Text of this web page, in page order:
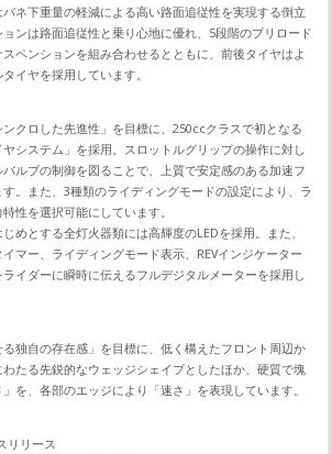
ネ下重量の軽減による高い路面追従性を実現する倒立
ンは路面追従性と乗り心地に優れ、5段階のプリロード
ペンションを組み合わせるとともに、前後タイヤはよ
イヤを採用しています。
ンクロした先進性」を目標に、250ccクラスで初となる
ヤシステム」を採用。スロットルグリップの操作に対し
ルブの制御を図ることで、上質で安定感のある加速フ
。また、3種類のライディングモードの設定により、ラ
性を選択可能にしています。
めとする全灯火器類には高輝度のLEDを採用。また、
マー、ライディングモード表示、REVインジケーター
イダーに瞬時に伝えるフルデジタルメーターを採用し
る独自の存在感」を目標に、低く構えたフロント周辺か
たる先鋭的なウェッジシェイプとしたほか、硬質で塊
を、各部のエッジにより「速さ」を表現しています。
リリース